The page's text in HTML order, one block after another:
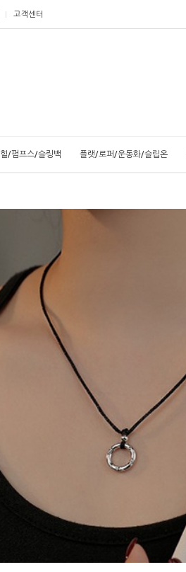
고객센터
힐/펌프스/슬링백 플랫/로퍼/운동화/슬립온